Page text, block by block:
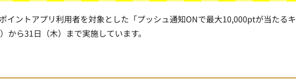
イントアプリ利用者を対象とした「プッシュ通知ONで最大10,000ptが当たるキ
から31日（木）まで実施しています。